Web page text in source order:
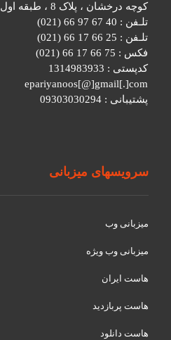
کوچه درخشان ، پلاک 8 ، طبقه اول.
تلـفن : 40 67 97 66 (021)
تلـفن : 25 66 17 66 (021)
فکس : 75 66 17 66 (021)
کدپستی : 1314983933
epariyanoos[@]gmail[.]com
پشتیبانی : 09303030294
سرویسهای میزبانی
میزبانی وب
میزبانی وب ویژه
هاست ایران
هاست پربازدید
هاست دانلود